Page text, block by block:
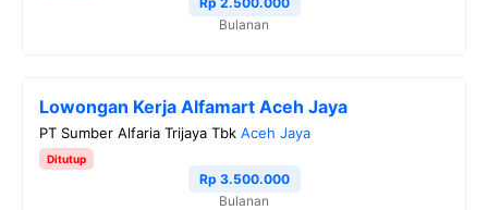
Bulanan
Lowongan Kerja Alfamart Aceh Jaya
PT Sumber Alfaria Trijaya Tbk Aceh Jaya
Ditutup
Rp 3.500.000
Bulanan